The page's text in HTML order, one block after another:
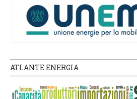
ATLANTE ENERGIA